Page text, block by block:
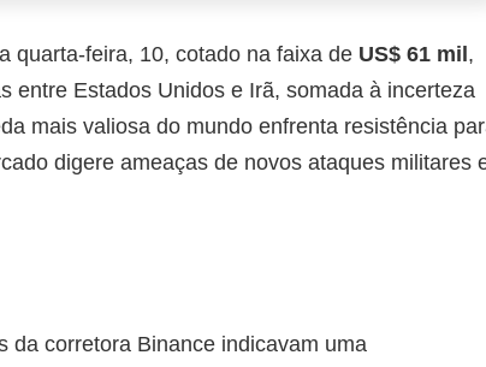
quarta-feira, 10, cotado na faixa de US$ 61 mil ,
entre Estados Unidos e Irã, somada à incerteza
mais valiosa do mundo enfrenta resistência
digere ameaças de novos ataques militares
da corretora Binance indicavam uma